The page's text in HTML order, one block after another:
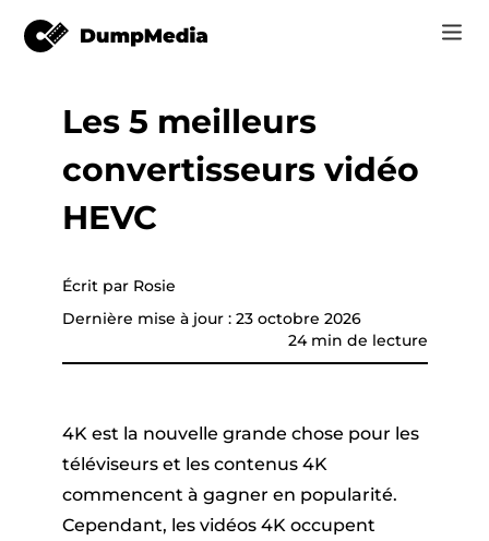
Music
de
Vidéo
Outils en ligne
Spotify en mp3
Apple Musique à MP3
Comment
Se connecter
Les 5 meilleurs
convertisseurs vidéo
HEVC
Écrit par Rosie
Dernière mise à jour : 23 octobre 2026
24 min de lecture
4K est la nouvelle grande chose pour les
téléviseurs et les contenus 4K
commencent à gagner en popularité.
Cependant, les vidéos 4K occupent